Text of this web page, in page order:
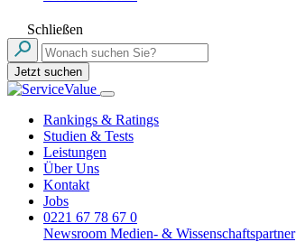
Schließen
Jetzt suchen
Rankings & Ratings
Studien & Tests
Leistungen
Über Uns
Kontakt
Jobs
0221 67 78 67 0
Newsroom Medien- & Wissenschaftspartner